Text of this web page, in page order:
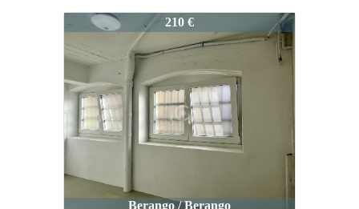
789-BtrasSABINO3
210 €
Berango / Berango